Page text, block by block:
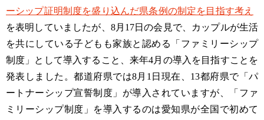
ーシップ証明制度を盛り込んだ県条例の制定を目指す考え
を表明していましたが、8月17日の会見で、カップルが生活
を共にしている子どもも家族と認める「ファミリーシップ
制度」として導入すること、来年4月の導入を目指すことを
発表しました。都道府県では8月1日現在、13都府県で「パ
ートナーシップ宣誓制度」が導入されていますが、「ファ
ミリーシップ制度」を導入するのは愛知県が全国で初めて